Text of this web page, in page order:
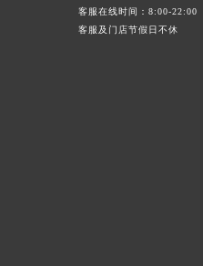
客服在线时间：8:00-22:00
客服及门店节假日不休